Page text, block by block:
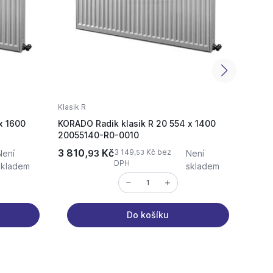
1600
Klasik R
KORADO Radik klasik R 20 554 x 1400
20055140-R0-0010
3 810,93 Kč3 149,53 Kč bez
DPH
Není
skladem
Do košíku